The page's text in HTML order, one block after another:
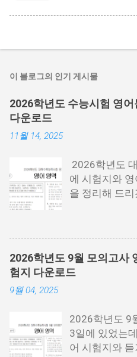
이 블로그의 인기 게시물
2026학년도 수능시험 영
다운로드
11월 14, 2025
2026학년도
에 시험지와
을 정리해 드리
행한 시험 을
에 들어가는
지 필요한 분
드 받을 수 있
어져 있기 때문
수] 수능 영어
수능 영어 정
영어듣기 대본
2026학년도 9월 모의고사
험지 다운로드
9월 04, 2025
2026학년도 9
3일에 있었는
어 시험지와